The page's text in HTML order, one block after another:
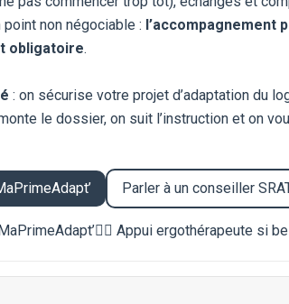
point non négociable : l’accompagnement
obligatoire.
: on sécurise votre projet d’adaptation du
le dossier, on suit l’instruction et on
Parler à un conseiller
🧑‍⚕️ Appui ergothérapeute si